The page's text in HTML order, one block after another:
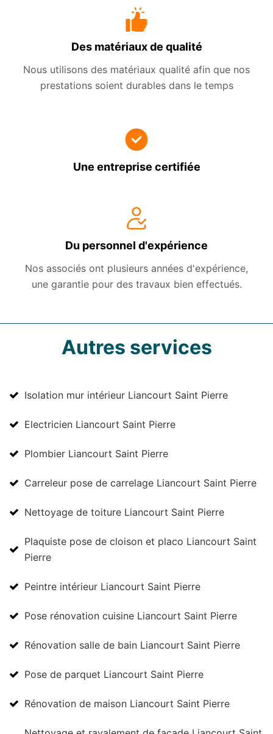
Des matériaux de qualité
Nous utilisons des matériaux qualité afin que nos
prestations soient durables dans le temps
Une entreprise certifiée
Du personnel d'expérience
Nos associés ont plusieurs années d'expérience,
une garantie pour des travaux bien effectués.
Autres services
Isolation mur intérieur Liancourt Saint Pierre
Electricien Liancourt Saint Pierre
Plombier Liancourt Saint Pierre
Carreleur pose de carrelage Liancourt Saint Pierre
Nettoyage de toiture Liancourt Saint Pierre
Plaquiste pose de cloison et placo Liancourt Saint
Pierre
Peintre intérieur Liancourt Saint Pierre
Pose rénovation cuisine Liancourt Saint Pierre
Rénovation salle de bain Liancourt Saint Pierre
Pose de parquet Liancourt Saint Pierre
Rénovation de maison Liancourt Saint Pierre